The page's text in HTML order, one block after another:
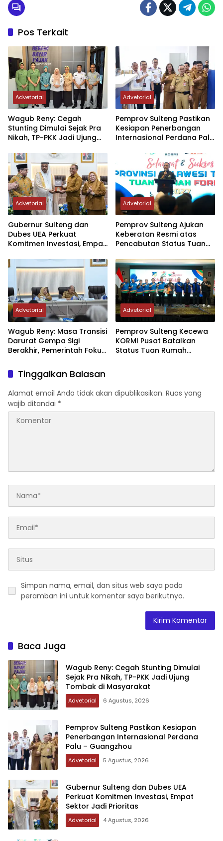
Pos Terkait
Advetorial
Wagub Reny: Cegah
Stunting Dimulai Sejak Pra
Nikah, TP-PKK Jadi Ujung
Advetorial
Pemprov Sulteng Pastikan
Kesiapan Penerbangan
Internasional Perdana Palu
Advetorial
Gubernur Sulteng dan
Dubes UEA Perkuat
Komitmen Investasi, Empat
Advetorial
Pemprov Sulteng Ajukan
Keberatan Resmi atas
Pencabutan Status Tuan
2027
Advetorial
Wagub Reny: Masa Transisi
Darurat Gempa Sigi
Berakhir, Pemerintah Fokus
Advetorial
Pemprov Sulteng Kecewa
KORMI Pusat Batalkan
Status Tuan Rumah
Tinggalkan Balasan
Alamat email Anda tidak akan dipublikasikan. Ruas yang
wajib ditandai *
Simpan nama, email, dan situs web saya pada
peramban ini untuk komentar saya berikutnya.
Baca Juga
Wagub Reny: Cegah Stunting Dimulai
Sejak Pra Nikah, TP-PKK Jadi Ujung
Tombak di Masyarakat
Advetorial 6 Agustus, 2026
Pemprov Sulteng Pastikan Kesiapan
Penerbangan Internasional Perdana
Palu – Guangzhou
Advetorial 5 Agustus, 2026
Gubernur Sulteng dan Dubes UEA
Perkuat Komitmen Investasi, Empat
Sektor Jadi Prioritas
Advetorial 4 Agustus, 2026